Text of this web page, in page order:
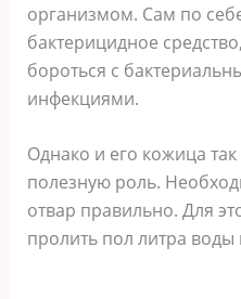
организмом. Сам по
бактерицидное
бороться с
инфекциями.
Однако и его кожица
полезную роль.
отвар правильно. Для
пролить пол литра воды